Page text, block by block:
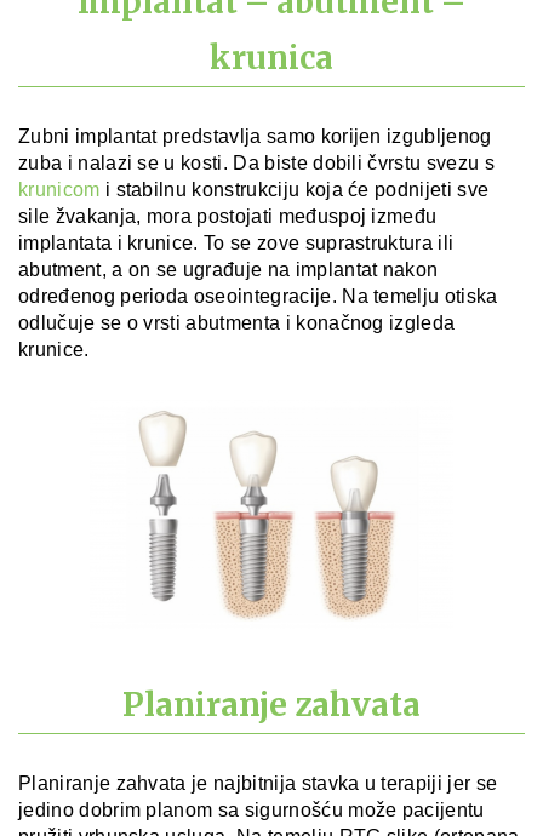
krunica
Zubni implantat predstavlja samo korijen izgubljenog
zuba i nalazi se u kosti. Da biste dobili čvrstu svezu s
krunicom i stabilnu konstrukciju koja će podnijeti sve
sile žvakanja, mora postojati međuspoj između
implantata i krunice. To se zove suprastruktura ili
abutment, a on se ugrađuje na implantat nakon
određenog perioda oseointegracije. Na temelju otiska
odlučuje se o vrsti abutmenta i konačnog izgleda
krunice.
Planiranje zahvata
Planiranje zahvata je najbitnija stavka u terapiji jer se
jedino dobrim planom sa sigurnošću može pacijentu